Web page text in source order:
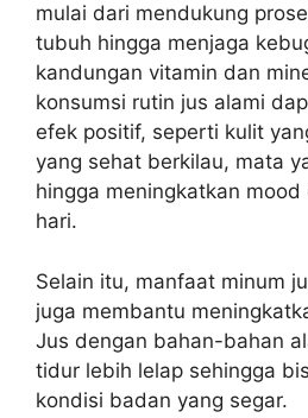
mulai dari mendukung
tubuh hingga menjaga
kandungan vitamin dan
konsumsi rutin jus alami
efek positif, seperti kulit
yang sehat berkilau, mata
hingga meningkatkan
hari.
Selain itu, manfaat minum
juga membantu
Jus dengan bahan-bahan
tidur lebih lelap sehingga
kondisi badan yang segar.